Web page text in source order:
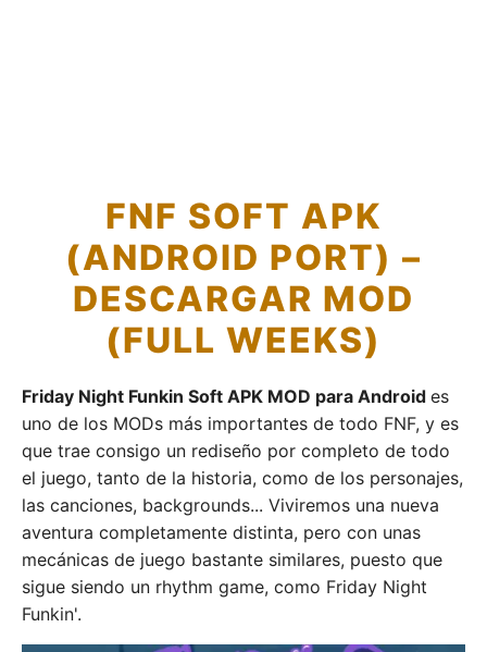
FNF SOFT APK
(ANDROID PORT) –
DESCARGAR MOD
(FULL WEEKS)
Friday Night Funkin Soft APK MOD para Android es
uno de los MODs más importantes de todo FNF, y es
que trae consigo un rediseño por completo de todo
el juego, tanto de la historia, como de los personajes,
las canciones, backgrounds... Viviremos una nueva
aventura completamente distinta, pero con unas
mecánicas de juego bastante similares, puesto que
sigue siendo un rhythm game, como Friday Night
Funkin'.